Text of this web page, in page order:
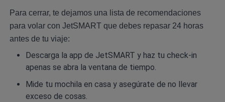
Para cerrar, te dejamos una lista de recomendaciones
para volar con JetSMART que debes repasar 24 horas
antes de tu viaje:
Descarga la app de JetSMART y haz tu check-in
apenas se abra la ventana de tiempo.
Mide tu mochila en casa y asegúrate de no llevar
exceso de cosas.